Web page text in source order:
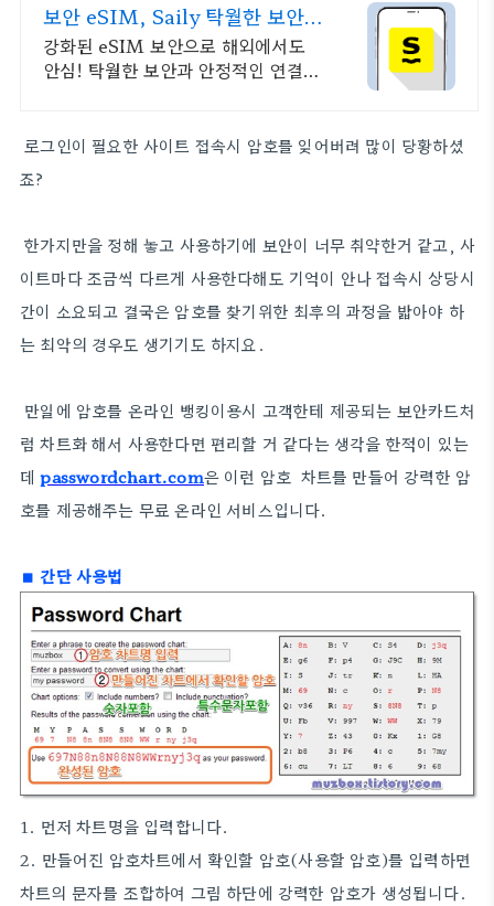
보안 eSIM, Saily 탁월한 보안,
안정적인 연결
강화된 eSIM 보안으로 해외에서도
안심! 탁월한 보안과 안정적인 연결을
로그인이 필요한 사이트 접속시 암호를 잊어버려 많이 당황하셨
죠?
한가지만을 정해 놓고 사용하기에 보안이 너무 취약한거 같고, 사
이트마다 조금씩 다르게 사용한다해도 기억이 안나 접속시 상당시
간이 소요되고 결국은 암호를 찾기위한 최후의 과정을 밟아야 하
는 최악의 경우도 생기기도 하지요.
만일에 암호를 온라인 뱅킹이용시 고객한테 제공되는 보안카드처
럼 차트화 해서 사용한다면 편리할 거 같다는 생각을 한적이 있는
데passwordchart.com은 이런 암호 차트를 만들어 강력한 암
호를 제공해주는 무료 온라인 서비스입니다.
■ 간단 사용법
1. 먼저 차트명을 입력합니다.
2. 만들어진 암호차트에서 확인할 암호(사용할 암호)를 입력하면
차트의 문자를 조합하여 그림 하단에 강력한 암호가 생성됩니다.